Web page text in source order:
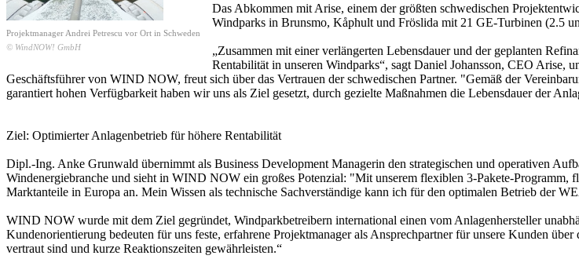
Projektmanager Andrei Petrescu vor Ort in Schweden
© WindNOW! GmbH
Das Abkommen mit Arise, einem der größten schwedischen
Windparks in Brunsmo, Kåphult und Fröslida mit 21 GE-Turbinen (2.5
„Zusammen mit einer verlängerten Lebensdauer und der geplanten
Rentabilität in unseren Windparks“, sagt Daniel Johansson, CEO Arise,
Geschäftsführer von WIND NOW, freut sich über das Vertrauen der schwedischen Partner. "Gemäß der
garantiert hohen Verfügbarkeit haben wir uns als Ziel gesetzt, durch gezielte Maßnahmen die Lebensdauer der
Ziel: Optimierter Anlagenbetrieb für höhere Rentabilität
Dipl.-Ing. Anke Grunwald übernimmt als Business Development Managerin den strategischen und operativen
Windenergiebranche und sieht in WIND NOW ein großes Potenzial: "Mit unserem flexiblen 3-Pakete-
Marktanteile in Europa an. Mein Wissen als technische Sachverständige kann ich für den optimalen Betrieb der
WIND NOW wurde mit dem Ziel gegründet, Windparkbetreibern international einen vom Anlagenhersteller
Kundenorientierung bedeuten für uns feste, erfahrene Projektmanager als Ansprechpartner für unsere Kunden
vertraut sind und kurze Reaktionszeiten gewährleisten.“